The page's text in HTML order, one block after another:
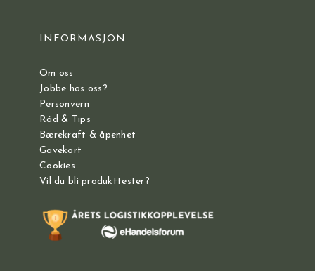
INFORMASJON
Om oss
Jobbe hos oss?
Personvern
Råd & Tips
Bærekraft & åpenhet
Gavekort
Cookies
Vil du bli produkttester?